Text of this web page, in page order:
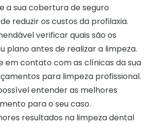
a sua cobertura de seguro
reduzir os custos da profilaxia.
verificar quais são os
plano antes de realizar a limpeza.
em contato com as clínicas da sua
para limpeza profissional.
entender as melhores
para o seu caso.
resultados na limpeza dental